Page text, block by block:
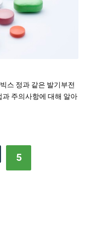
스 정과 같은 발기부전
주의사항에 대해 알아
5